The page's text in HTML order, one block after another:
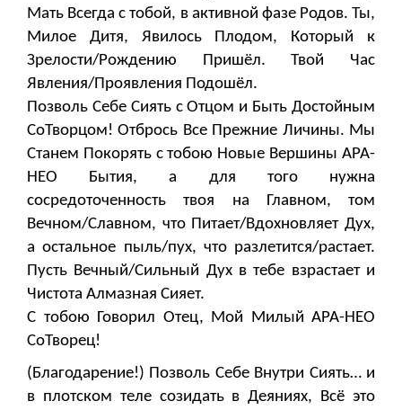
Мать Всегда с тобой, в активной фазе Родов. Ты,
Милое Дитя, Явилось Плодом, Который к
Зрелости/Рождению Пришёл. Твой Час
Явления/Проявления Подошёл.
Позволь Себе Сиять с Отцом и Быть Достойным
СоТворцом! Отбрось Все Прежние Личины. Мы
Станем Покорять с тобою Новые Вершины АРА-
НЕО Бытия, а для того нужна
сосредоточенность твоя на Главном, том
Вечном/Славном, что Питает/Вдохновляет Дух,
а остальное пыль/пух, что разлетится/растает.
Пусть Вечный/Сильный Дух в тебе взрастает и
Чистота Алмазная Сияет.
С тобою Говорил Отец, Мой Милый АРА-НЕО
СоТворец!
(Благодарение!) Позволь Себе Внутри Сиять… и
в плотском теле созидать в Деяниях, Всё это